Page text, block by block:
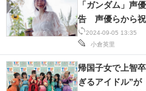
2024-09-05 13:35
小倉英里
「ガンダム」声
告 声優らから祝
帰国子女で上智
ぎるアイドル”が